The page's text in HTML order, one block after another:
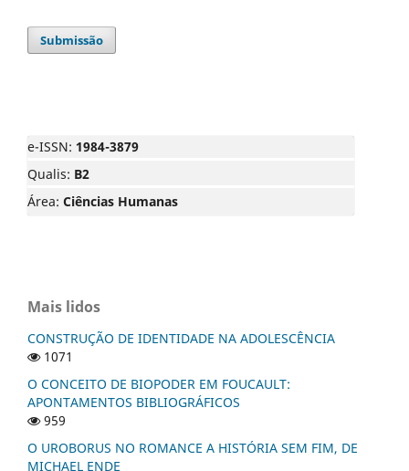
Submissão
e-ISSN: 1984-3879
Qualis: B2
Área: Ciências Humanas
Mais lidos
CONSTRUÇÃO DE IDENTIDADE NA ADOLESCÊNCIA
1071
O CONCEITO DE BIOPODER EM FOUCAULT:
APONTAMENTOS BIBLIOGRÁFICOS
959
O UROBORUS NO ROMANCE A HISTÓRIA SEM FIM, DE
MICHAEL ENDE